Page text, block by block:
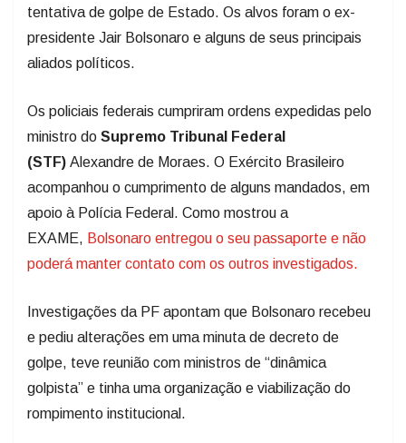
tentativa de golpe de Estado. Os alvos foram o ex-
presidente Jair Bolsonaro e alguns de seus principais
aliados políticos.
Os policiais federais cumpriram ordens expedidas pelo
ministro do Supremo Tribunal Federal
(STF) Alexandre de Moraes. O Exército Brasileiro
acompanhou o cumprimento de alguns mandados, em
apoio à Polícia Federal. Como mostrou a
EXAME, Bolsonaro entregou o seu passaporte e não
poderá manter contato com os outros investigados.
Investigações da PF apontam que Bolsonaro recebeu
e pediu alterações em uma minuta de decreto de
golpe, teve reunião com ministros de “dinâmica
golpista” e tinha uma organização e viabilização do
rompimento institucional.